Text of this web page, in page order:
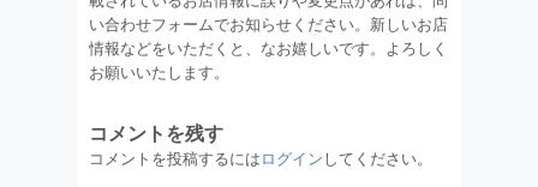
い合わせフォームでお知らせください。新しいお店
情報などをいただくと、なお嬉しいです。よろしく
お願いいたします。
コメントを残す
コメントを投稿するにはログインしてください。